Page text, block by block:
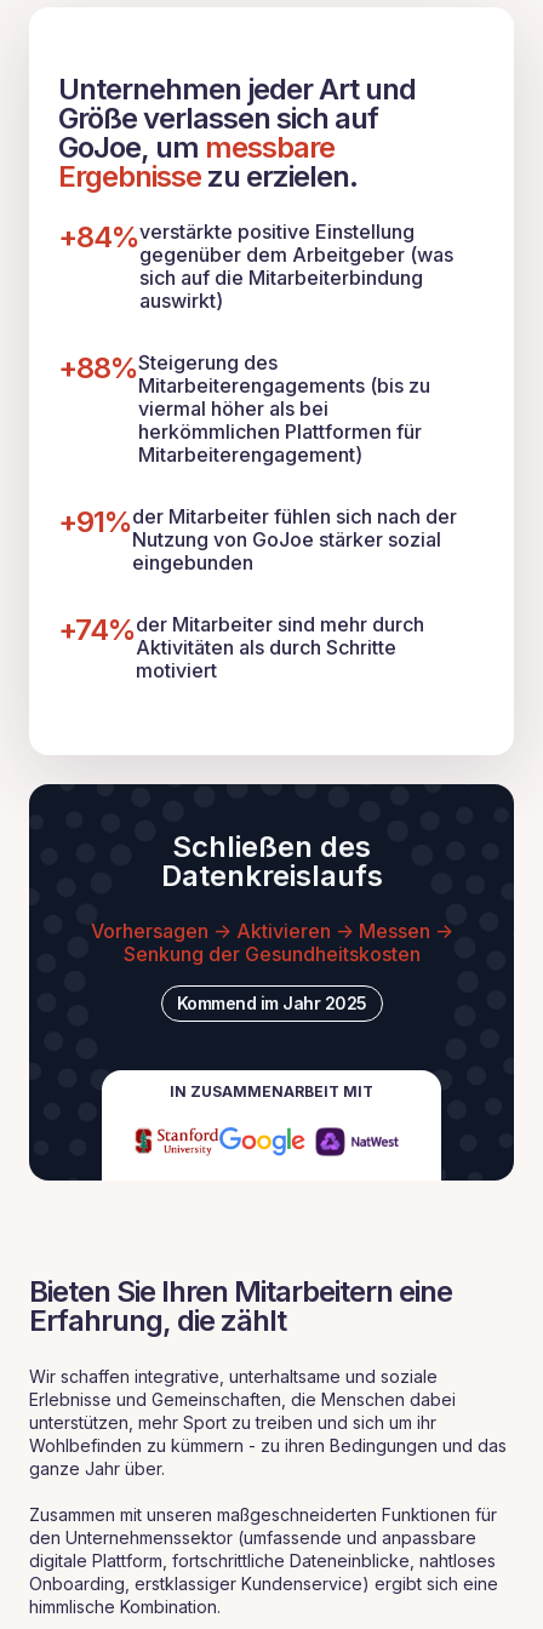
Unternehmen jeder Art und
Größe verlassen sich auf
GoJoe, um messbare
Ergebnisse zu erzielen.
+84%verstärkte positive Einstellung
gegenüber dem Arbeitgeber (was
sich auf die Mitarbeiterbindung
auswirkt)
+88%Steigerung des
Mitarbeiterengagements (bis zu
viermal höher als bei
herkömmlichen Plattformen für
Mitarbeiterengagement)
+91%der Mitarbeiter fühlen sich nach der
Nutzung von GoJoe stärker sozial
eingebunden
+74%der Mitarbeiter sind mehr durch
Aktivitäten als durch Schritte
motiviert
Schließen des
Datenkreislaufs
Vorhersagen -> Aktivieren -> Messen ->
Senkung der Gesundheitskosten
Kommend im Jahr 2025
IN ZUSAMMENARBEIT MIT
Bieten Sie Ihren Mitarbeitern eine
Erfahrung, die zählt
Wir schaffen integrative, unterhaltsame und soziale
Erlebnisse und Gemeinschaften, die Menschen dabei
unterstützen, mehr Sport zu treiben und sich um ihr
Wohlbefinden zu kümmern - zu ihren Bedingungen und das
ganze Jahr über.
Zusammen mit unseren maßgeschneiderten Funktionen für
den Unternehmenssektor (umfassende und anpassbare
digitale Plattform, fortschrittliche Dateneinblicke, nahtloses
Onboarding, erstklassiger Kundenservice) ergibt sich eine
himmlische Kombination.